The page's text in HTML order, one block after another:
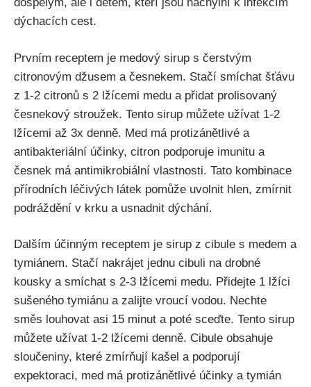
dýchacích cest.
Prvním receptem je medový sirup s⁢ čerstvým
citronovým džusem a česnekem. Stačí smíchat šťávu
z 1-2 citronů ⁢s 2 lžícemi medu ⁤a přidat prolisovaný
česnekový stroužek. Tento sirup můžete ​užívat 1-2
lžícemi až‍ 3x denně. Med má protizánětlivé a
⁣antibakteriální účinky, citron podporuje imunitu a
česnek má antimikrobiální vlastnosti. Tato kombinace
přírodních léčivých látek pomůže uvolnit ⁢hlen, zmírnit
podráždění ⁤v krku a ‌usnadnit dýchání.
Dalším účinným⁤ receptem je sirup z cibule s medem a
tymiánem. Stačí nakrájet jednu cibuli na drobné⁢
kousky a smíchat s 2-3 lžícemi ‌medu. Přidejte‌ 1 lžíci
⁣sušeného tymiánu a zalijte vroucí vodou. Nechte
směs louhovat asi 15 minut a poté​ sceďte. Tento sirup
můžete užívat 1-2 lžícemi denně.⁤ Cibule obsahuje
sloučeniny, které zmírňují kašel a podporují
expektoraci, med ‍má⁢ protizánětlivé účinky a tymián